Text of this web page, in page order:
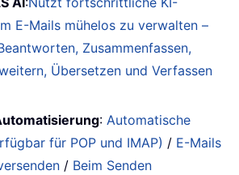
E-Mails mühelos zu verwalten –
Zusammenfassen,
Übersetzen und Verfassen
:Automatische
für POP und IMAP) / E-Mails
/ Beim Senden